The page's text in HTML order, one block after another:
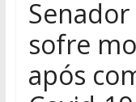
sofre
após